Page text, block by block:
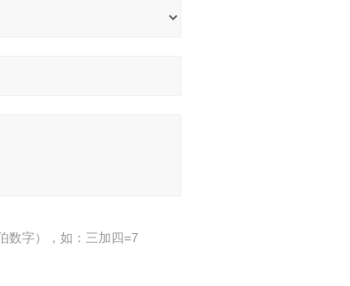
数字），如：三加四=7